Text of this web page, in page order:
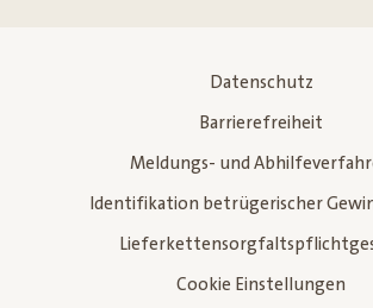
Datenschutz
Barrierefreiheit
Meldungs- und
Identifikation betrügerischer
Cookie Einstellungen